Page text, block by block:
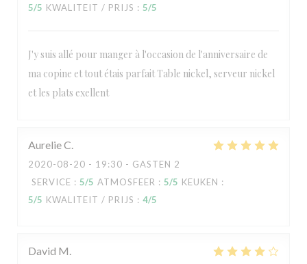
5/5 KWALITEIT / PRIJS : 5/5
J'y suis allé pour manger à l'occasion de l'anniversaire de
ma copine et tout étais parfait Table nickel, serveur nickel
et les plats exellent
AurelieC
2020-08-20 - 19:30 - GASTEN 2
SERVICE : 5/5 ATMOSFEER : 5/5 KEUKEN :
5/5 KWALITEIT / PRIJS : 4/5
David M